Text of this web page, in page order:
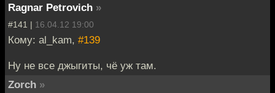
Ragnar Petrovich »
#141 | 16.04.12 19:00
Кому: al_kam, #139
Ну не все джыгиты, чё уж там.
Zorch »